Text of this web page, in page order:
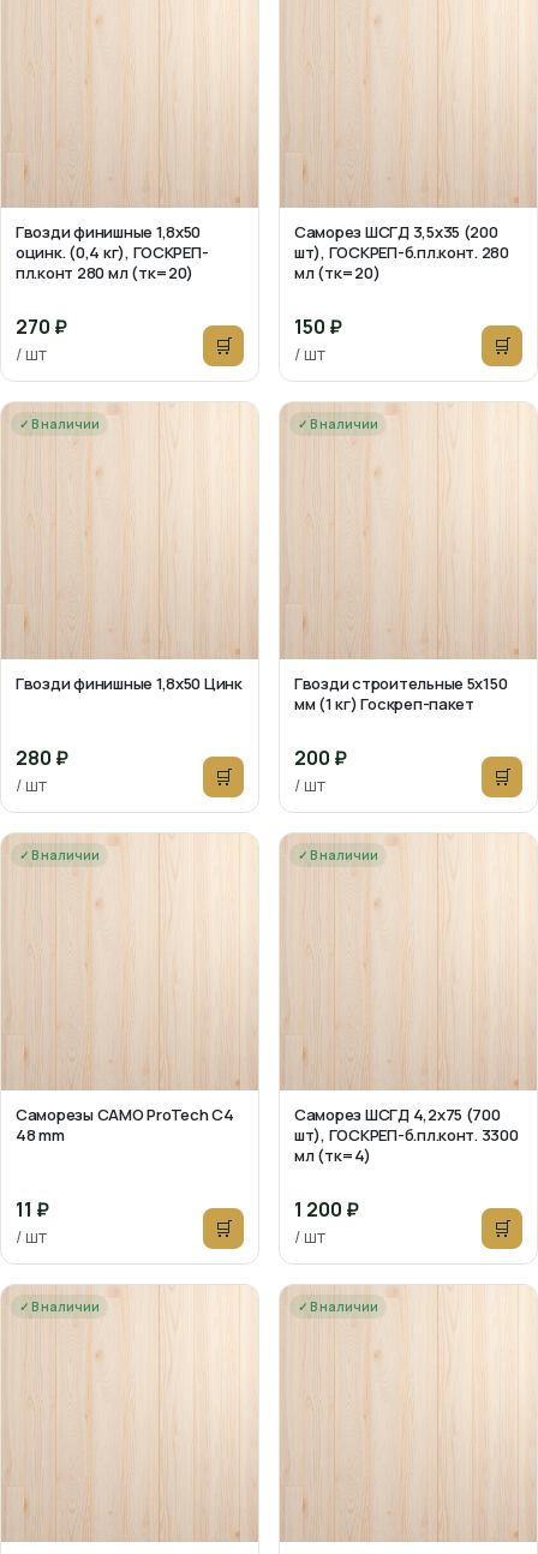
Гвозди финишные 1,8х50
оцинк. (0,4 кг), ГОСКРЕП-
пл.конт 280 мл (тк=20)
270 ₽
/ шт 🛒
Саморез ШСГД 3,5х35 (200
шт), ГОСКРЕП-б.пл.конт. 280
мл (тк=20)
150 ₽
/ шт 🛒
✓ В наличии
Гвозди финишные 1,8х50 Цинк
280 ₽
/ шт 🛒
✓ В наличии
Гвозди строительные 5х150
мм (1 кг) Госкреп-пакет
200 ₽
/ шт 🛒
✓ В наличии
Саморезы CAMO ProTech C4
48 mm
11 ₽
/ шт 🛒
✓ В наличии
Саморез ШСГД 4,2х75 (700
шт), ГОСКРЕП-б.пл.конт. 3300
мл (тк=4)
1 200 ₽
/ шт 🛒
✓ В наличии ✓ В наличии